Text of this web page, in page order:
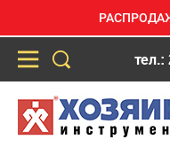
тел.: